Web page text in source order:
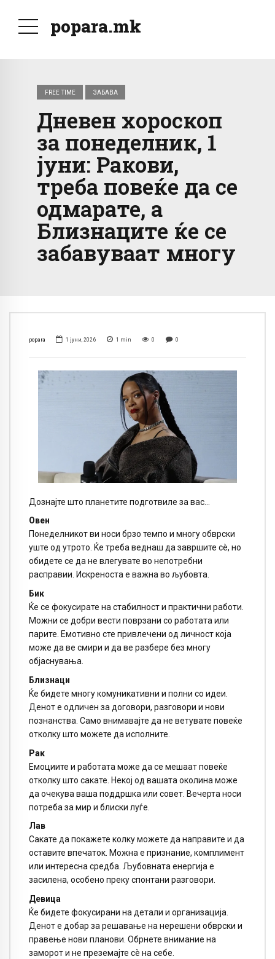
popara.mk
FREE TIME ЗАБАВА
Дневен хороскоп
за понеделник, 1
јуни: Ракови,
треба повеќе да се
одмарате, а
Близнаците ќе се
забавуваат многу
popara 1 јуни, 2026 1 min 0 0
Дознајте што планетите подготвиле за вас…
Овен
Понеделникот ви носи брзо темпо и многу обврски
уште од утрото. Ќе треба веднаш да завршите сè, но
обидете се да не влегувате во непотребни
расправии. Искреноста е важна во љубовта.
Бик
Ќе се фокусирате на стабилност и практични работи.
Можни се добри вести поврзани со работата или
парите. Емотивно сте привлечени од личност која
може да ве смири и да ве разбере без многу
објаснувања.
Близнаци
Ќе бидете многу комуникативни и полни со идеи.
Денот е одличен за договори, разговори и нови
познанства. Само внимавајте да не ветувате повеќе
отколку што можете да исполните.
Рак
Емоциите и работата може да се мешаат повеќе
отколку што сакате. Некој од вашата околина може
да очекува ваша поддршка или совет. Вечерта носи
потреба за мир и блиски луѓе.
Лав
Сакате да покажете колку можете да направите и да
оставите впечаток. Можна е признание, комплимент
или интересна средба. Љубовната енергија е
засилена, особено преку спонтани разговори.
Девица
Ќе бидете фокусирани на детали и организација.
Денот е добар за решавање на нерешени обврски и
правење нови планови. Обрнете внимание на
заморот и не преземајте сè на себе.